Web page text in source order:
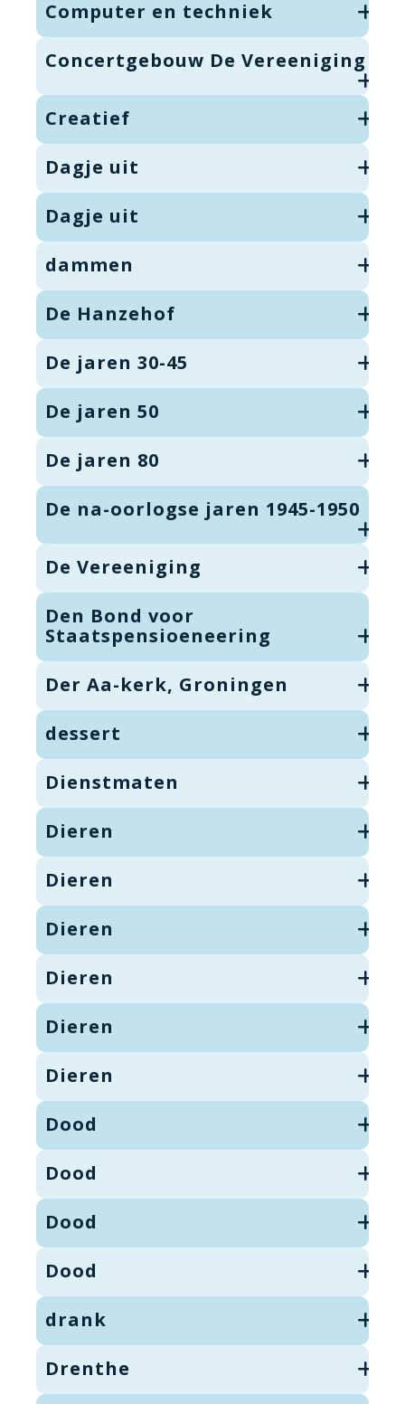
Computer en techniek
Concertgebouw De Vereeniging
Creatief
Dagje uit
Dagje uit
dammen
De Hanzehof
De jaren 30-45
De jaren 50
De jaren 80
De na-oorlogse jaren 1945-1950
De Vereeniging
Den Bond voor
Staatspensioeneering
Der Aa-kerk, Groningen
dessert
Dienstmaten
Dieren
Dieren
Dieren
Dieren
Dieren
Dieren
Dood
Dood
Dood
Dood
drank
Drenthe